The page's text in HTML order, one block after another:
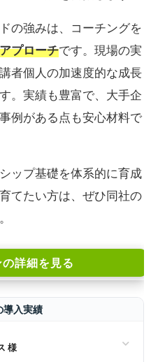
の強みは、コーチングを
プローチです。現場の実
者個人の加速度的な成長
。実績も豊富で、大手企
例がある点も安心材料で
ップ基礎を体系的に育成
てたい方は、ぜひ同社の
詳細を見る
導入実績
様